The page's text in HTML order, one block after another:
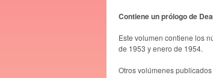
Contiene un prólogo de
Este volumen contiene los
de 1953 y enero de 1954.
Otros volúmenes